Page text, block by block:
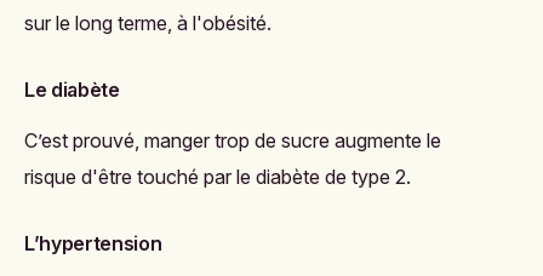
sur le long terme, à l'obésité.
Le diabète
C’est prouvé, manger trop de sucre augmente le
risque d'être touché par le diabète de type 2.
L’hypertension